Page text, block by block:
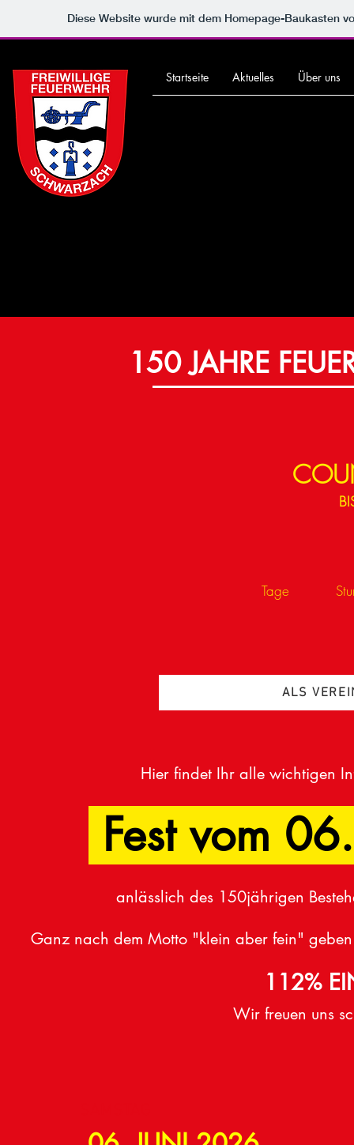
Diese Website wurde mit dem Homepage-Baukasten
Startseite Aktuelles Über uns
150 JAHRE
Tage
ALS
Hier findet Ihr alle wichtigen
Fest vom
anlässlich des 150jährigen
Ganz nach dem Motto "klein aber fein"
112%
Wir freuen uns